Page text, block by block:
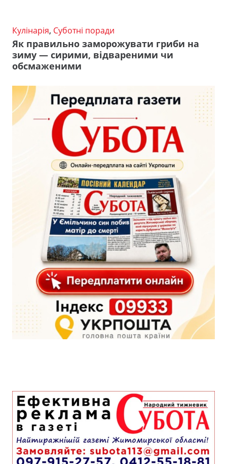
Кулінарія, Суботні поради
Як правильно заморожувати гриби на
зиму — сирими, відвареними чи
обсмаженими